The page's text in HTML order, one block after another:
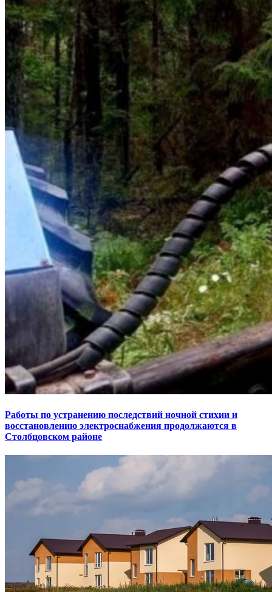
Работы по устранению последствий ночной стихии и
восстановлению электроснабжения продолжаются в
Столбцовском районе